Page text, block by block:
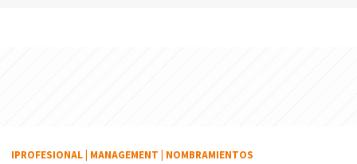
IPROFESIONAL MANAGEMENT NOMBRAMIENTOS